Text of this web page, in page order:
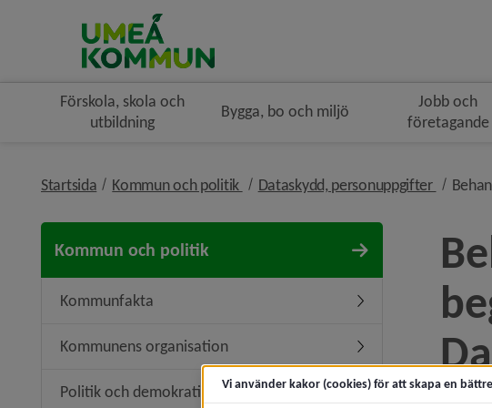
Förskola, skola och
utbildning
Bygga, bo och miljö
Jobb och
företagande
Startsida Kommun och politik nivå i brödsmulenavigeringen
Dataskydd, personuppgifter nivå i
Kommun och politik
Kommunfakta Undermeny för
Kommunens organisation Undermeny för
Politik och demokrati Vi använder kakor (cookies) för att skapa en